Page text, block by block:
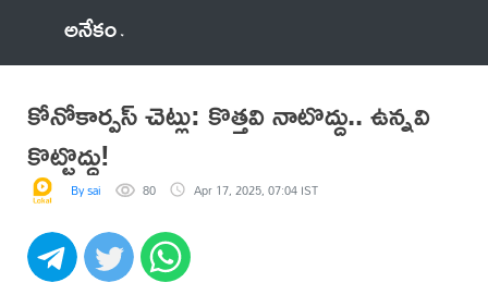
అనేకం
కోనోకార్పస్ చెట్లు: కొత్తవి నాటొద్దు.. ఉన్నవి
కొట్టొద్దు!
By sai 80 Apr 17, 2025, 07:04 IST